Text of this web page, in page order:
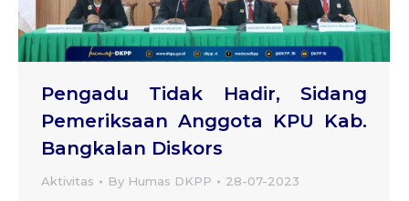
Pengadu Tidak Hadir, Sidang
Pemeriksaan Anggota KPU Kab.
Bangkalan Diskors
Aktivitas By Humas DKPP 28-07-2023